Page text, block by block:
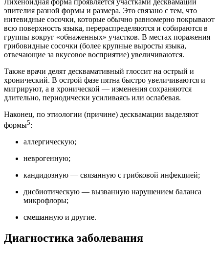
Лихеноидная форма проявляется участками десквамации
эпителия разной формы и размера. Это связано с тем, что
нитевидные сосочки, которые обычно равномерно покрывают
всю поверхность языка, перераспределяются и собираются в
группы вокруг «обнаженных» участков. В местах поражения
грибовидные сосочки (более крупные выросты языка,
отвечающие за вкусовое восприятие) увеличиваются.
Также врачи делят десквамативный глоссит на острый и
хронический. В острой фазе пятна быстро увеличиваются и
мигрируют, а в хронической — изменения сохраняются
длительно, периодически усиливаясь или ослабевая.
Наконец, по этиологии (причине) десквамации выделяют
формы5:
аллергическую;
неврогенную;
кандидозную — связанную с грибковой инфекцией;
дисбиотическую — вызванную нарушением баланса
микрофлоры;
смешанную и другие.
Диагностика заболевания